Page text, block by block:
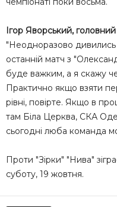
Ігор Яворський,
"Неодноразово дивились
останній матч з
буде важким, а я скажу
Практично якщо взяти
рівні, повірте. Якщо в
там Біла Церква, СКА
сьогодні люба команда
Проти "Зірки" "Нива"
суботу, 19 жовтня.